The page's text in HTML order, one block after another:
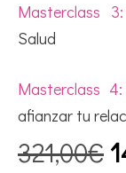
Masterclass 3:
Salud
Masterclass 4:
afianzar tu
321,00€